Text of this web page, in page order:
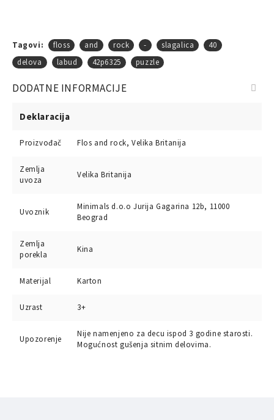
Tagovi: floss and rock - slagalica
40
delova
labud 42p6325 puzzle
DODATNE INFORMACIJE
Deklaracija
Proizvođač Flos and rock, Velika Britanija
Zemlja
uvoza
Velika Britanija
Uvoznik
Minimals d.o.o Jurija Gagarina 12b, 11000
Beograd
Zemlja
porekla
Kina
Materijal Karton
Uzrast 3+
Upozorenje
Nije namenjeno za decu ispod 3 godine starosti.
Mogućnost gušenja sitnim delovima.